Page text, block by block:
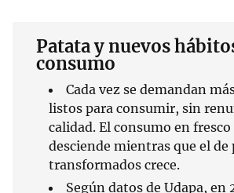
Patata y nuevos
consumo
Cada vez se demandan
listos para consumir, sin
calidad. El consumo en
desciende mientras que el de
transformados crece.
Según datos de Udapa, en